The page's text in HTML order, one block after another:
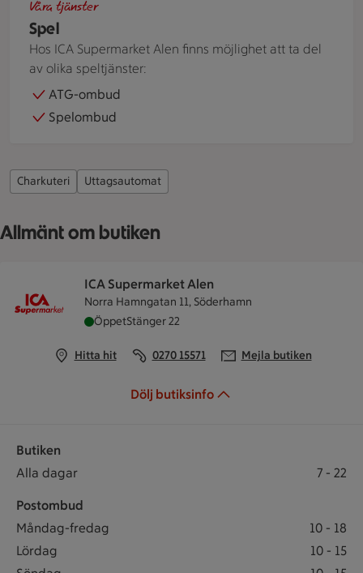
Spel
Våra tjänster
Hos ICA Supermarket Alen finns möjlighet att ta del
av olika speltjänster:
ATG-ombud
Spelombud
Charkuteri Uttagsautomat
Allmänt om butiken
ICA Supermarket Alen
Norra Hamngatan 11, Söderhamn
ICA Supermarket Alen är öppen nu, stänger
ÖppetStänger 22
Hitta hit 0270 15571 Mejla butiken
Dölj butiksinfo
Butiken
Butiken öppet: Alla dagar 7 till 22
Alla dagar 7 - 22
Postombud
Postombud öppet: Måndag-fredag 10 till 18
Måndag-fredag 10 - 18
Postombud öppet: Lördag 10 till 15
Lördag 10 - 15